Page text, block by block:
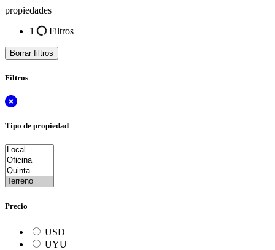
propiedades
1
Filtros
Borrar filtros
Filtros
Tipo de propiedad
Precio
USD
UYU